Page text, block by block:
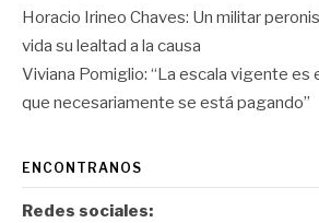
Horacio Irineo Chaves: Un militar
vida su lealtad a la causa
Viviana Pomiglio: “La escala vigente es
que necesariamente se está pagando”
ENCONTRANOS
Redes sociales: